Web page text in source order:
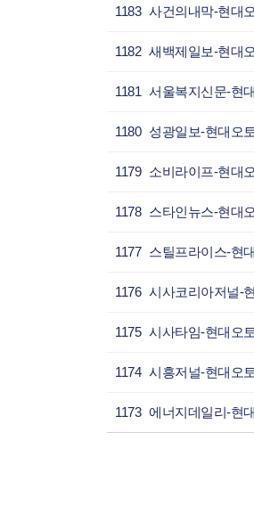
1183
1182
1181
1180
1179
1178
1177
1176
1175
1174
1173